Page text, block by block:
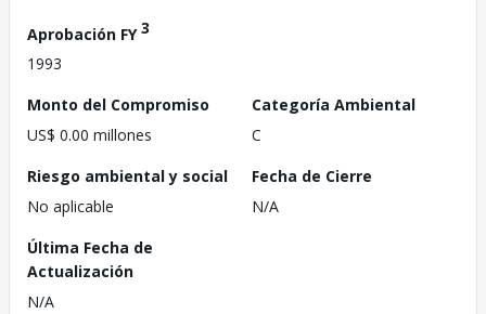
Aprobación FY3
1993
Monto del Compromiso
US$ 0.00 millones
Categoría Ambiental
C
Riesgo ambiental y social
No aplicable
Fecha de Cierre
N/A
Última Fecha de
Actualización
N/A